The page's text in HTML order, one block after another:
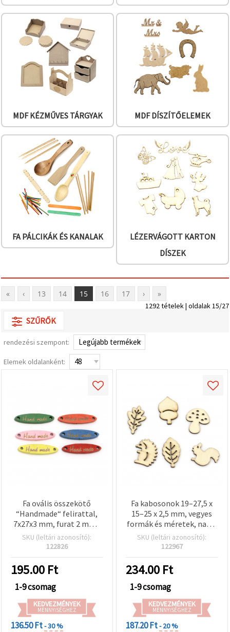
gombra
kattintva.
Fogadja
mindet
Beállítások
MDF KÉZMŰVES TÁRGYAK MDF DÍSZÍTŐELEMEK
FA PÁLCIKÁK ÉS KANALAK
LÉZERVÁGOTT KARTON
DÍSZEK
« ‹ 13 14 15 16 17 › »
1292 tételek | oldalak 15/27
SZŰRŐK
rendezési szempont:
Elemek oldalanként:
Fa ovális összekötő
“Handmade“ felirattal,
7x27x3 mm, furat 2 mm -
10 db
SKU (leltári azonosító):
122826
195.00 Ft
1-9 csomag
KEDVEZMÉNYEK
MENNYISÉGHEZ
136.50 Ft- 30 %
Fa kabosonok 19–27,5 x
15–25 x 2,5 mm, vegyes
formák és méretek, natúr
fa színű – 10 db
SKU (leltári azonosító):
122967
234.00 Ft
1-9 csomag
KEDVEZMÉNYEK
MENNYISÉGHEZ
187.20 Ft- 20 %